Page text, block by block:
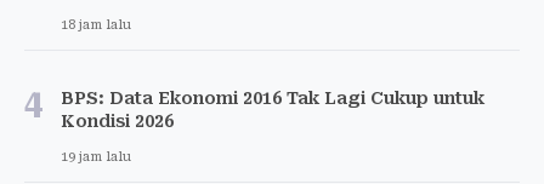
18 jam lalu
4
BPS: Data Ekonomi 2016 Tak Lagi Cukup untuk
Kondisi 2026
19 jam lalu